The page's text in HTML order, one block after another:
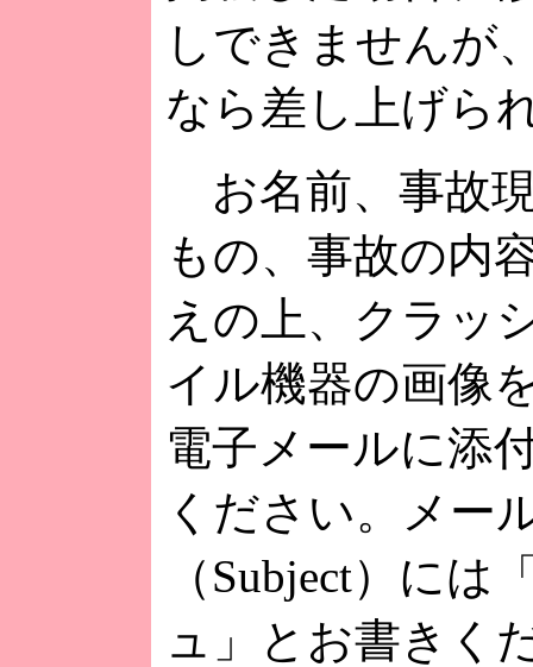
しできませんが
なら差し上げら
お名前、事故
もの、事故の内
えの上、クラッ
イル機器の画像
電子メールに添
ください。メー
（Subject）には
ュ」とお書きく